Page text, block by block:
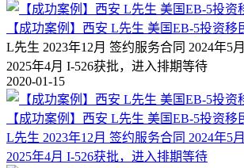
【成功案例】西安 L先生 美国EB-5投资移
L先生 2023年12月 签约服务合同 2024年5
2025年4月 I-526获批，进入排期等待
2020-01-15
【成功案例】西安 L先生 美国EB-5投资移
L先生 2023年12月 签约服务合同 2024年5
2025年4月 I-526获批，进入排期等待